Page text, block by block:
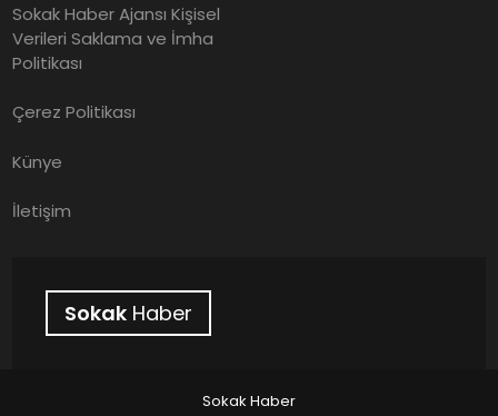
Sokak Haber Ajansı Kişisel
Verileri Saklama ve İmha
Politikası
Çerez Politikası
Künye
İletişim
Sokak Haber
Sokak Haber